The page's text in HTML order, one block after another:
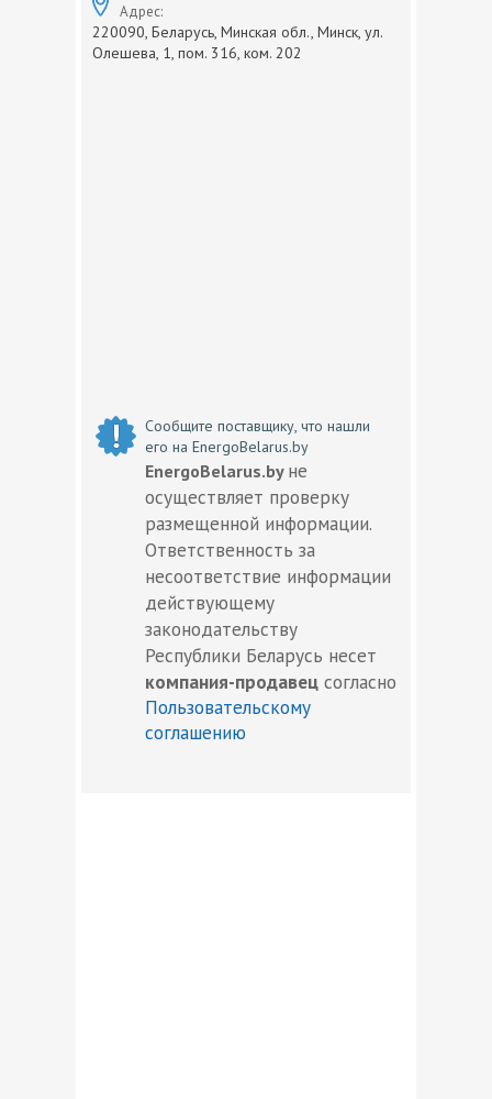
Адрес:
220090, Беларусь, Минская обл., Минск, ул.
Олешева, 1, пом. 316, ком. 202
Сообщите поставщику, что нашли
его на EnergoBelarus.by
EnergoBelarus.by не
осуществляет проверку
размещенной информации.
Ответственность за
несоответствие информации
действующему
законодательству
Республики Беларусь несет
компания-продавец согласно
Пользовательскому
соглашению